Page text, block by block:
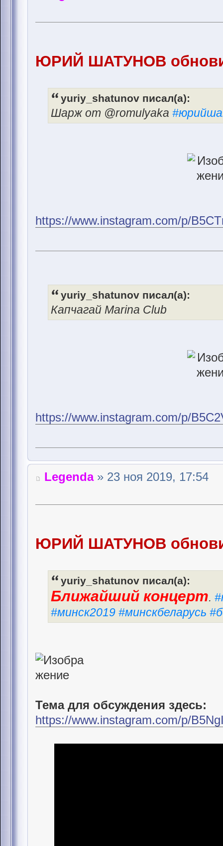
ЮРИЙ ШАТУНОВ
yuriy_shatunov писал(а):
Шарж от @romulyaka
https://www.instagram.com/p/
yuriy_shatunov писал(а):
Капчагай Marina Club
https://www.instagram.com/p/
Legenda» 23 ноя 2019, 17:54
ЮРИЙ ШАТУНОВ
yuriy_shatunov писал(а):
Ближайший концерт.
#минск2019 #минскбеларусь
Тема для обсуждения здесь:
https://www.instagram.com/p/